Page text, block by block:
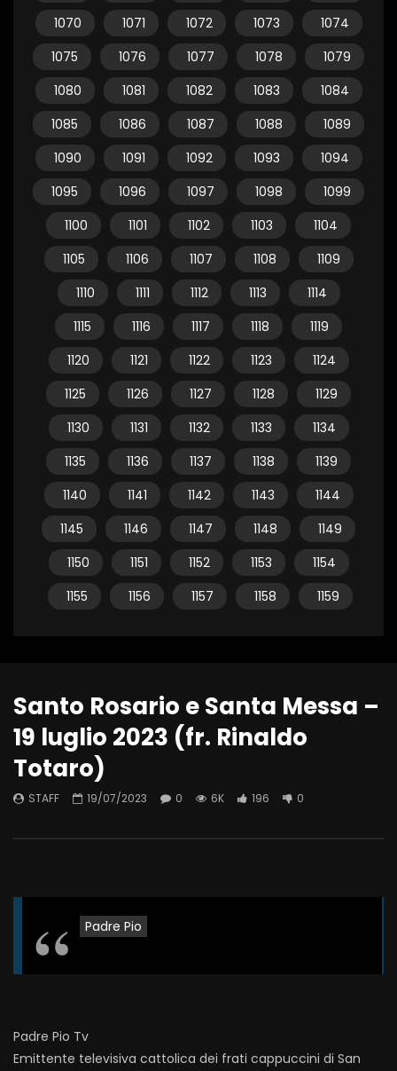
1070
1071 1072 1073
1074
1075
1076 1077 1078
1079
1080
1081 1082 1083
1084
1085
1086 1087 1088
1089
1090
1091 1092 1093
1094
1095
1096 1097 1098
1099
1100
1101 1102 1103
1104
1105
1106 1107 1108
1109
1110
1111 1112 1113
1114
1115
1116 1117 1118
1119
1120
1121 1122 1123
1124
1125
1126 1127 1128
1129
1130
1131 1132 1133
1134
1135
1136 1137 1138
1139
1140
1141 1142 1143
1144
1145
1146 1147 1148
1149
1150
1151 1152 1153
1154
1155
1156 1157 1158 1159
Santo Rosario e Santa Messa –
19 luglio 2023 (fr. Rinaldo
Totaro)
STAFF 19/07/2023 0 6K 196 0
Padre Pio
Padre Pio Tv
Emittente televisiva cattolica dei frati cappuccini di San